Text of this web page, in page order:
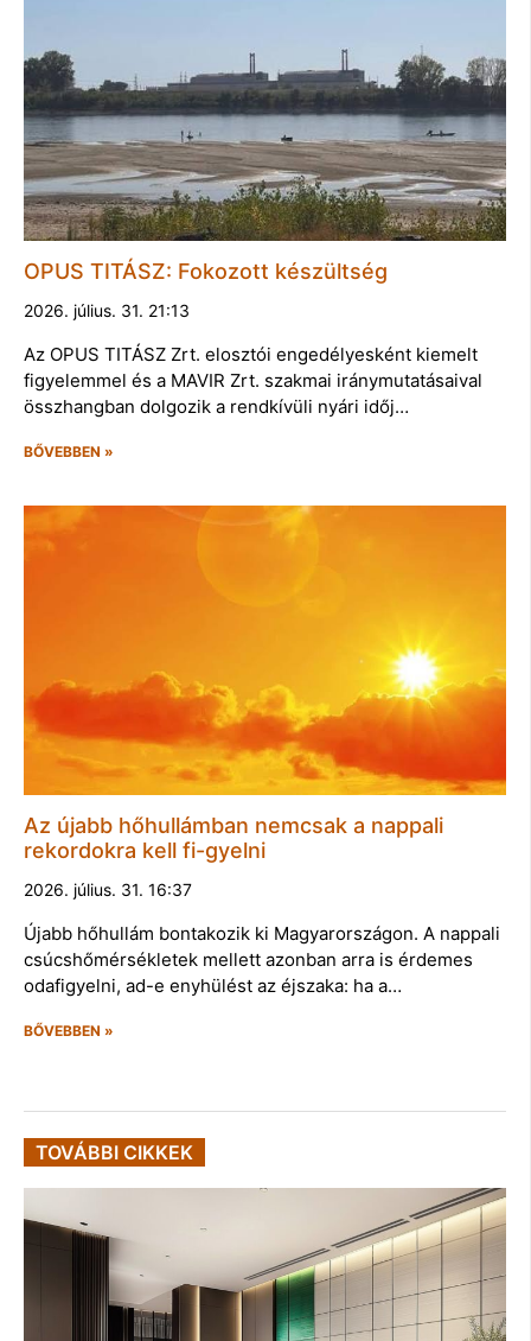
OPUS TITÁSZ: Fokozott készültség
2026. július. 31. 21:13
Az OPUS TITÁSZ Zrt. elosztói engedélyesként kiemelt
figyelemmel és a MAVIR Zrt. szakmai iránymutatásaival
összhangban dolgozik a rendkívüli nyári időj…
BŐVEBBEN »
Az újabb hőhullámban nemcsak a nappali
rekordokra kell fi-gyelni
2026. július. 31. 16:37
Újabb hőhullám bontakozik ki Magyarországon. A nappali
csúcshőmérsékletek mellett azonban arra is érdemes
odafigyelni, ad-e enyhülést az éjszaka: ha a…
BŐVEBBEN »
TOVÁBBI CIKKEK